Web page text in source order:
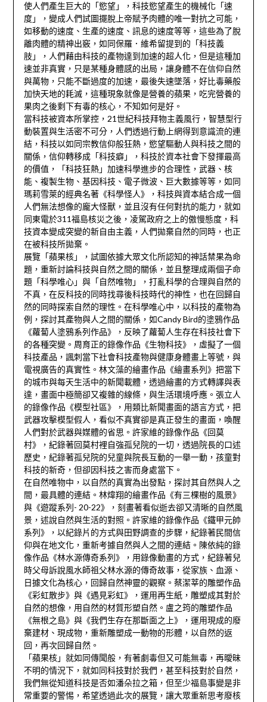
使人們產生巨大的「慾望」，科技慾望產生的機械化「速
度」，變成人們試圖擺脫上帝賦予肉體的唯一對抗之可能，
如移動的速度、生產的速度、訊息的速度等等，這些為了脫
離肉體的精神出竅，如同保羅．維希留提到的「科技義
肢」，人們藉由科技的產物達到加速的超人化，但是這種加
速並非真實，只是某種身體感的出局，讓身體不在信仰自然
與萬物，只能不斷過度的加速，最後失速墜落，好比毒藥般
加快天地的耗滅，這種現象就像是營養的蘋果，吃完營養的
果肉之後剩下有毒的核心，不知如何是好。
當科技被資本所掌控，21世紀科技拜物主義風行，智慧型行
動裝置與生活密不可分，人們透過行動上網得到意識流的連
結，科技以如同宗教信仰般狂熱，慾望驅動人與科技之間的
關係，信仰轉移成「科技癖」，科技於資本社會下發揮最高
的價值，「科技狂熱」加速科學進步的合理性，武器、核
能、複製生物、基因科技、電子微波、巨大數據等等，如同
瑪莉雪萊的經典名著《科學怪人》，科技與資本結合成一個
人們無法想像的龐大怪獸，並且沒有任何對抗的能力，就如
同東電於311福島核災之後，凌駕政府之上的傲慢態度，科
技資本變成突變的新自由主義，人們拋棄自然的同時，也正
在被科技所拋棄。
展覽「蘋果核」，試圖依據大眾文化所認知的神話禁果為命
題，重新討論科技與自然之間的關係，並且整理成兩個子命
題「科學唯心」與「自然唯物」，打亂科學的合理與自然的
不真，在反科技的同時找尋後科技時代的神性，也在回歸自
然的同時探索自然的理性。在科學唯心中，以科技的產物為
例，探討其產物與人之間的關係，如Candy Bird的塗鴉作品
《蘿蔔人塗鴉系列作品》，反映了蘿蔔人生存在科技社會下
的各種突變。周育正的錄像作品《生物科技》，虛擬了一個
科技產品，諷刺當下社會科技產物與健康身體畫上等號，與
電視廣告的真實性。林文藻的繪畫作品《繪畫系列》把當下
的城市與每天生活中的新聞載體，透過繪畫的方式轉譯與表
達，畫面中極簡卻又複雜的線條，與生活環境呼應。張立人
的錄像作品《模型社區》，用類比新聞畫面的語言方式，把
武器攻擊模型假人，看似不真實卻是真正發生的畫面，喚醒
人們對於武器與媒體的省思。許家維的錄像作品《回莫
村》，紀錄著回莫村裡自強孤兒院的一切，透過院長的口述
歷史，紀錄著孤兒院的兒童與院長互動的一舉一動，孩童對
科技的新奇，但卻因科技之害而身處當下。
在自然唯物中，以自然的真實為出發點，探討其自然與人之
間，最具體的連結。林煒翔的繪畫作品《有三棵樹的風景》
與《遊蹤系列- 20-22》，刻畫著看似逝去卻又清晰的自然風
景，述說自然與生活的對照。許家維的錄像作品《鐵甲元帥
系列》，以紀錄片的方式與田野調查的步驟，紀錄著民間信
仰與在地文化，重新考據自然與人之間的連結。陳依純的錄
像作品《林水源傳奇系列》，用錄像動畫的方式，紀錄著兒
時父母訴說風水師祖父林水源的傳奇故事，從家族、血源、
日據文化為核心，回歸自然神靈的觀察。蔡潔莘的雕塑作品
《彩虹散步》與《遇見彩虹》，運用再生紙，雕塑成其對於
自然的想像，用自然的材質形塑自然。盧之筠的雕塑作品
《無根之島》與《我們生存在那斷面之上》，運用現成的廢
棄建材、現成物，重新雕塑成一動物的形體，以自然的返
回，再次回歸自然。
「蘋果核」就如同傳聞般，有著劇毒但又可能無毒，再曖昧
不明的情況下，就如同科技對於我們，甚至科技對於自然，
我們無從知道科技是否如潘朵拉之箱，但至少福島事變是非
常重要的警惕，希望透過此次的展覽，讓大眾重新思考廢核